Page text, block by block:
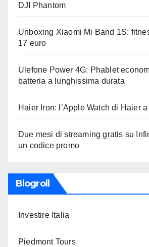
DJI Phantom
Unboxing Xiaomi Mi Band 1S:
17 euro
Ulefone Power 4G: Phablet
batteria a lunghissima durata
Haier Iron: l’Apple Watch di Haier
Due mesi di streaming gratis su
un codice promo
Blogroll
Investire Italia
Piedmont Tours